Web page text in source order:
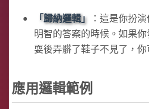
歸納邏輯
：這是你扮
明智的答案的時候。如果
耍後弄髒了鞋子不見了，
應用邏輯範例